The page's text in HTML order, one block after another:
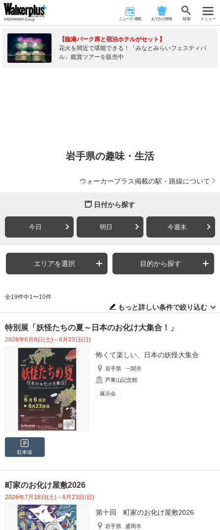
ニュース･連載 おでかけ情報 検 索 メニュー
【臨港パーク席と宿泊ホテルがセット】
花火を間近で堪能できる！「みなとみらいフェスティバ
ル」鑑賞ツアーを販売中
岩手県の趣味・生活
ウォーカープラス掲載の駅・路線について
日付から探す
今日 明日 今週末
エリアを選択 目的から探す
全19件中1〜10件
もっと詳しい条件で絞り込む
特別展「妖怪たちの夏～日本のお化け大集合！」
2026年6月6日(土)～8月23日(日)
怖くて楽しい、日本の妖怪大集合
岩手県
一関市
芦東山記念館
展示会
駐車場
町家のお化け屋敷2026
2026年7月18日(土)～8月23日(日)
第十回 町家のお化け屋敷2026
岩手県
盛岡市